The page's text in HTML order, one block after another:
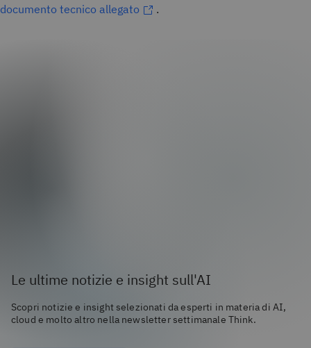
documento tecnico allegato
.
Le ultime notizie e insight sull'AI
Scopri notizie e insight selezionati da esperti in materia di AI,
cloud e molto altro nella newsletter settimanale Think.